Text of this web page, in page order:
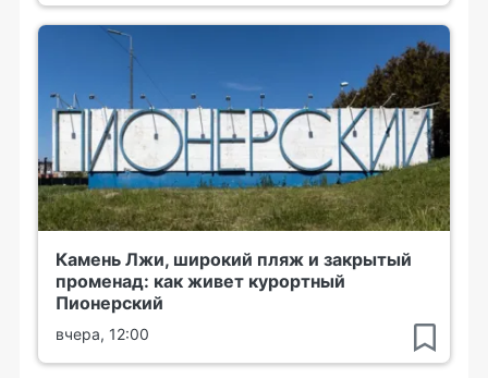
Камень Лжи, широкий пляж и закрытый
променад: как живет курортный
Пионерский
вчера, 12:00